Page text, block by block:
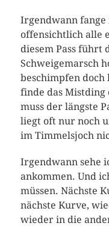
Irgendwann fange
offensichtlich alle
diesem Pass
Schweigemarsch
beschimpfen doch
finde das Mistding
muss der längste
liegt oft nur noch
im Timmelsjoch
Irgendwann sehe
ankommen. Und
müssen. Nächste
nächste Kurve,
wieder in die